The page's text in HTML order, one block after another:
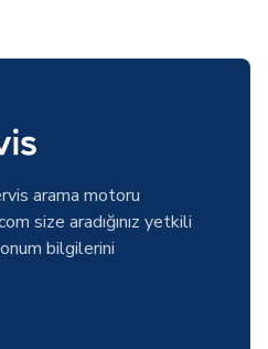
arama motoru
size aradığınız yetkili
bilgilerini